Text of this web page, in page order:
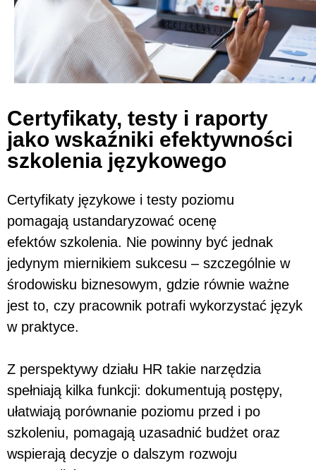
Certyfikaty, testy i raporty
jako wskaźniki efektywności
szkolenia językowego
Certyfikaty językowe i testy poziomu
pomagają ustandaryzować ocenę
efektów szkolenia. Nie powinny być jednak
jedynym miernikiem sukcesu – szczególnie w
środowisku biznesowym, gdzie równie ważne
jest to, czy pracownik potrafi wykorzystać język
w praktyce.
Z perspektywy działu HR takie narzędzia
spełniają kilka funkcji: dokumentują postępy,
ułatwiają porównanie poziomu przed i po
szkoleniu, pomagają uzasadnić budżet oraz
wspierają decyzje o dalszym rozwoju